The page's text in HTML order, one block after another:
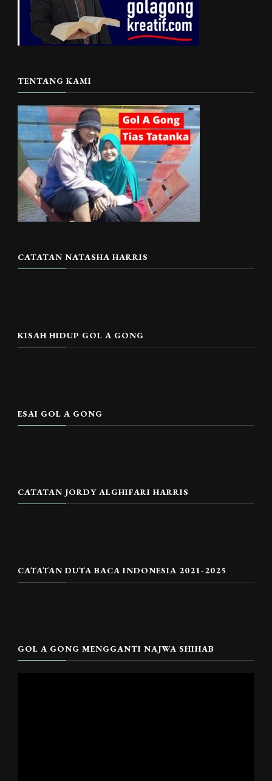
TENTANG KAMI
CATATAN NATASHA HARRIS
KISAH HIDUP GOL A GONG
ESAI GOL A GONG
CATATAN JORDY ALGHIFARI HARRIS
CATATAN DUTA BACA INDONESIA 2021-2025
GOL A GONG MENGGANTI NAJWA SHIHAB